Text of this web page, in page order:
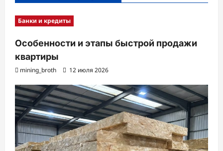
Банки и кредиты
Особенности и этапы быстрой продажи
квартиры
mining_broth 12 июля 2026